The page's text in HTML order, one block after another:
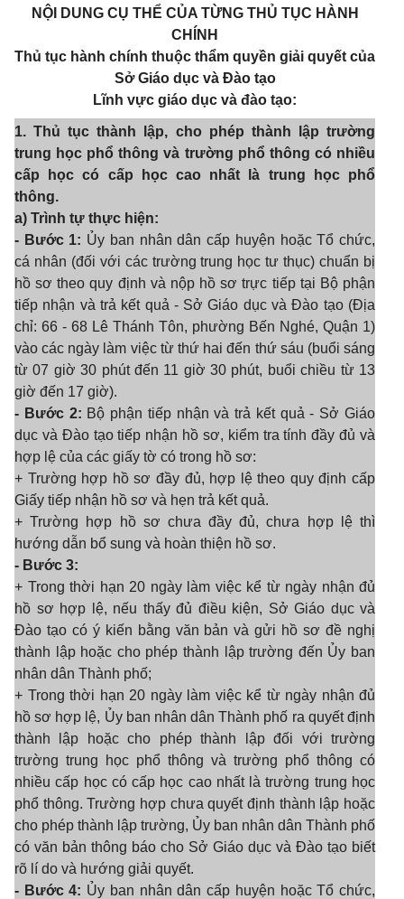
NỘI DUNG CỤ THỂ CỦA TỪNG THỦ TỤC HÀNH
CHÍNH
Thủ tục hành chính thuộc thẩm quyền giải quyết của
Sở Giáo dục và Đào tạo
Lĩnh vực giáo dục và đào tạo:
1. Thủ tục thành lập, cho phép thành lập trường
trung học phổ thông và trường phổ thông có nhiều
cấp học có cấp học cao nhất là trung học phổ
thông.
a) Trình tự thực hiện:
- Bước 1: Ủy ban nhân dân cấp huyện hoặc Tổ chức,
cá nhân (đối với các trường trung học tư thục) chuẩn bị
hồ sơ theo quy định và nộp hồ sơ trực tiếp tại Bộ phận
tiếp nhận và trả kết quả - Sở Giáo dục và Đào tạo (Địa
chỉ: 66 - 68 Lê Thánh Tôn, phường Bến Nghé, Quận 1)
vào các ngày làm việc từ thứ hai đến thứ sáu (buổi sáng
từ 07 giờ 30 phút đến 11 giờ 30 phút, buổi chiều từ 13
giờ đến 17 giờ).
- Bước 2: Bộ phận tiếp nhận và trả kết quả - Sở Giáo
dục và Đào tạo tiếp nhận hồ sơ, kiểm tra tính đầy đủ và
hợp lệ của các giấy tờ có trong hồ sơ:
+ Trường hợp hồ sơ đầy đủ, hợp lệ theo quy định cấp
Giấy tiếp nhận hồ sơ và hẹn trả kết quả.
+ Trường hợp hồ sơ chưa đầy đủ, chưa hợp lệ thì
hướng dẫn bổ sung và hoàn thiện hồ sơ.
- Bước 3:
+ Trong thời hạn 20 ngày làm việc kể từ ngày nhận đủ
hồ sơ hợp lệ, nếu thấy đủ điều kiện, Sở Giáo dục và
Đào tạo có ý kiến bằng văn bản và gửi hồ sơ đề nghị
thành lập hoặc cho phép thành lập trường đến Ủy ban
nhân dân Thành phố;
+ Trong thời hạn 20 ngày làm việc kể từ ngày nhận đủ
hồ sơ hợp lệ, Ủy ban nhân dân Thành phố ra quyết định
thành lập hoặc cho phép thành lập đối với trường
trường trung học phổ thông và trường phổ thông có
nhiều cấp học có cấp học cao nhất là trường trung học
phổ thông. Trường hợp chưa quyết định thành lập hoặc
cho phép thành lập trường, Ủy ban nhân dân Thành phố
có văn bản thông báo cho Sở Giáo dục và Đào tạo biết
rõ lí do và hướng giải quyết.
- Bước 4: Ủy ban nhân dân cấp huyện hoặc Tổ chức,